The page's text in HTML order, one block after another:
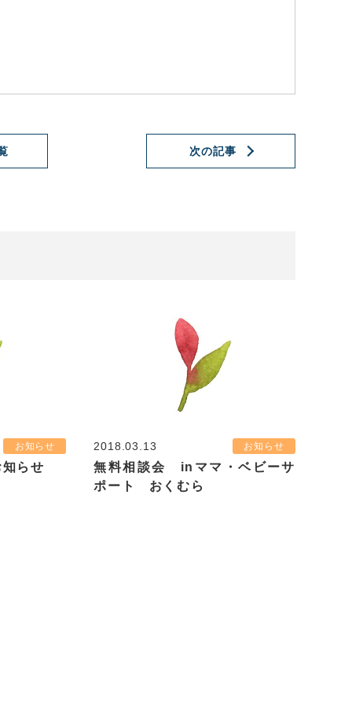
次の記事
お知らせ
らせ
2018.03.13 お知らせ
無料相談会 inママ・ベビーサ
ポート おくむら